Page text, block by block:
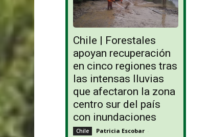
Chile | Forestales
apoyan recuperación
en cinco regiones tras
las intensas lluvias
que afectaron la zona
centro sur del país
con inundaciones
Chile Patricia Escobar -